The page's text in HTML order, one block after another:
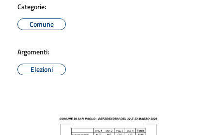
Categorie:
Comune
Argomenti:
Elezioni